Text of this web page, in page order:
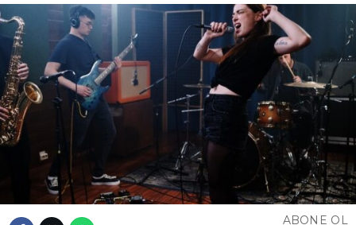
ABONE OL